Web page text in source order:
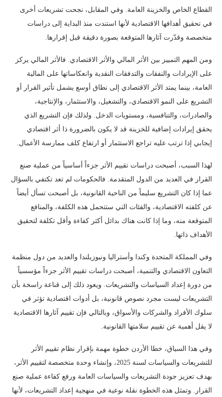
القطاع الخاص والخزينة العامة. وفي المقابل، نجحت تشريعات أخرى
في تحقيق أهدافها الاقتصادية لأنها استندت منذ البداية إلى دراسات
متخصصة وقدّرت آثارها المتوقعة بصورة دقيقة قبل إقرارها.
ومن المهم التمييز بين الأثر المالي والأثر الاقتصادي. فالأثر المالي يركز
على الإيرادات والنفقات والتدفقات النقدية وانعكاساتها على المالية
العامة، بينما يمتد الأثر الاقتصادي إلى نطاق أوسع يشمل تأثير القرار أو
التشريع على النمو الاقتصادي، والتشغيل، والاستثمار، والإنتاجية،
والصادرات، والتنافسية، ومستويات الدخل. ولذلك فإن التشريع الذي
يحقق إيرادات إضافية للخزينة قد لا يكون بالضرورة ذا أثر اقتصادي
إيجابي إذا ترتب عليه تراجع الاستثمار أو ارتفاع كلف ممارسة الأعمال.
لهذا السبب، أصبحت دراسات تقييم الأثر جزءاً أساسياً من عملية صنع
القرار في العديد من الدول المتقدمة. فالحكومات لم تعد تكتفي بالسؤال
عما إذا كان التشريع سليماً من الناحية القانونية، بل أصبحت تسأل أيضاً
عن كلفته الاقتصادية، والفئات التي ستتحمل هذه الكلفة، والمنافع
المتوقعة منه، وما إذا كانت هناك بدائل أكثر كفاءة وأقل تكلفة لتحقيق
الأهداف ذاتها.
وفي المملكة المتحدة وكندا وأستراليا ونيوزيلندا والعديد من دول منظمة
التعاون الاقتصادي والتنمية، أصبحت دراسات تقييم الأثر جزءاً مؤسسياً
من دورة إعداد السياسات والتشريعات. ويعود ذلك إلى قناعة راسخة بأن
التشريعات ليست مجرد نصوص قانونية، بل أدوات اقتصادية تؤثر في
سلوك الأفراد والشركات والأسواق، وبالتالي فإن تقييم آثارها الاقتصادية
لا يقل أهمية عن تقييم سلامتها القانونية.
وفي هذا السياق، خطا الأردن خطوة مهمة بإقرار نظام تقييم الأثر
للتشريعات والسياسات لسنة 2025، وإنشاء وحدة متخصصة لتقييم الأثر،
بهدف تعزيز جودة التشريعات والسياسات العامة ورفع كفاءة عملية صنع
القرار. وتمثل هذه الخطوة نقلة نوعية في منهجية إعداد التشريعات، لأنها